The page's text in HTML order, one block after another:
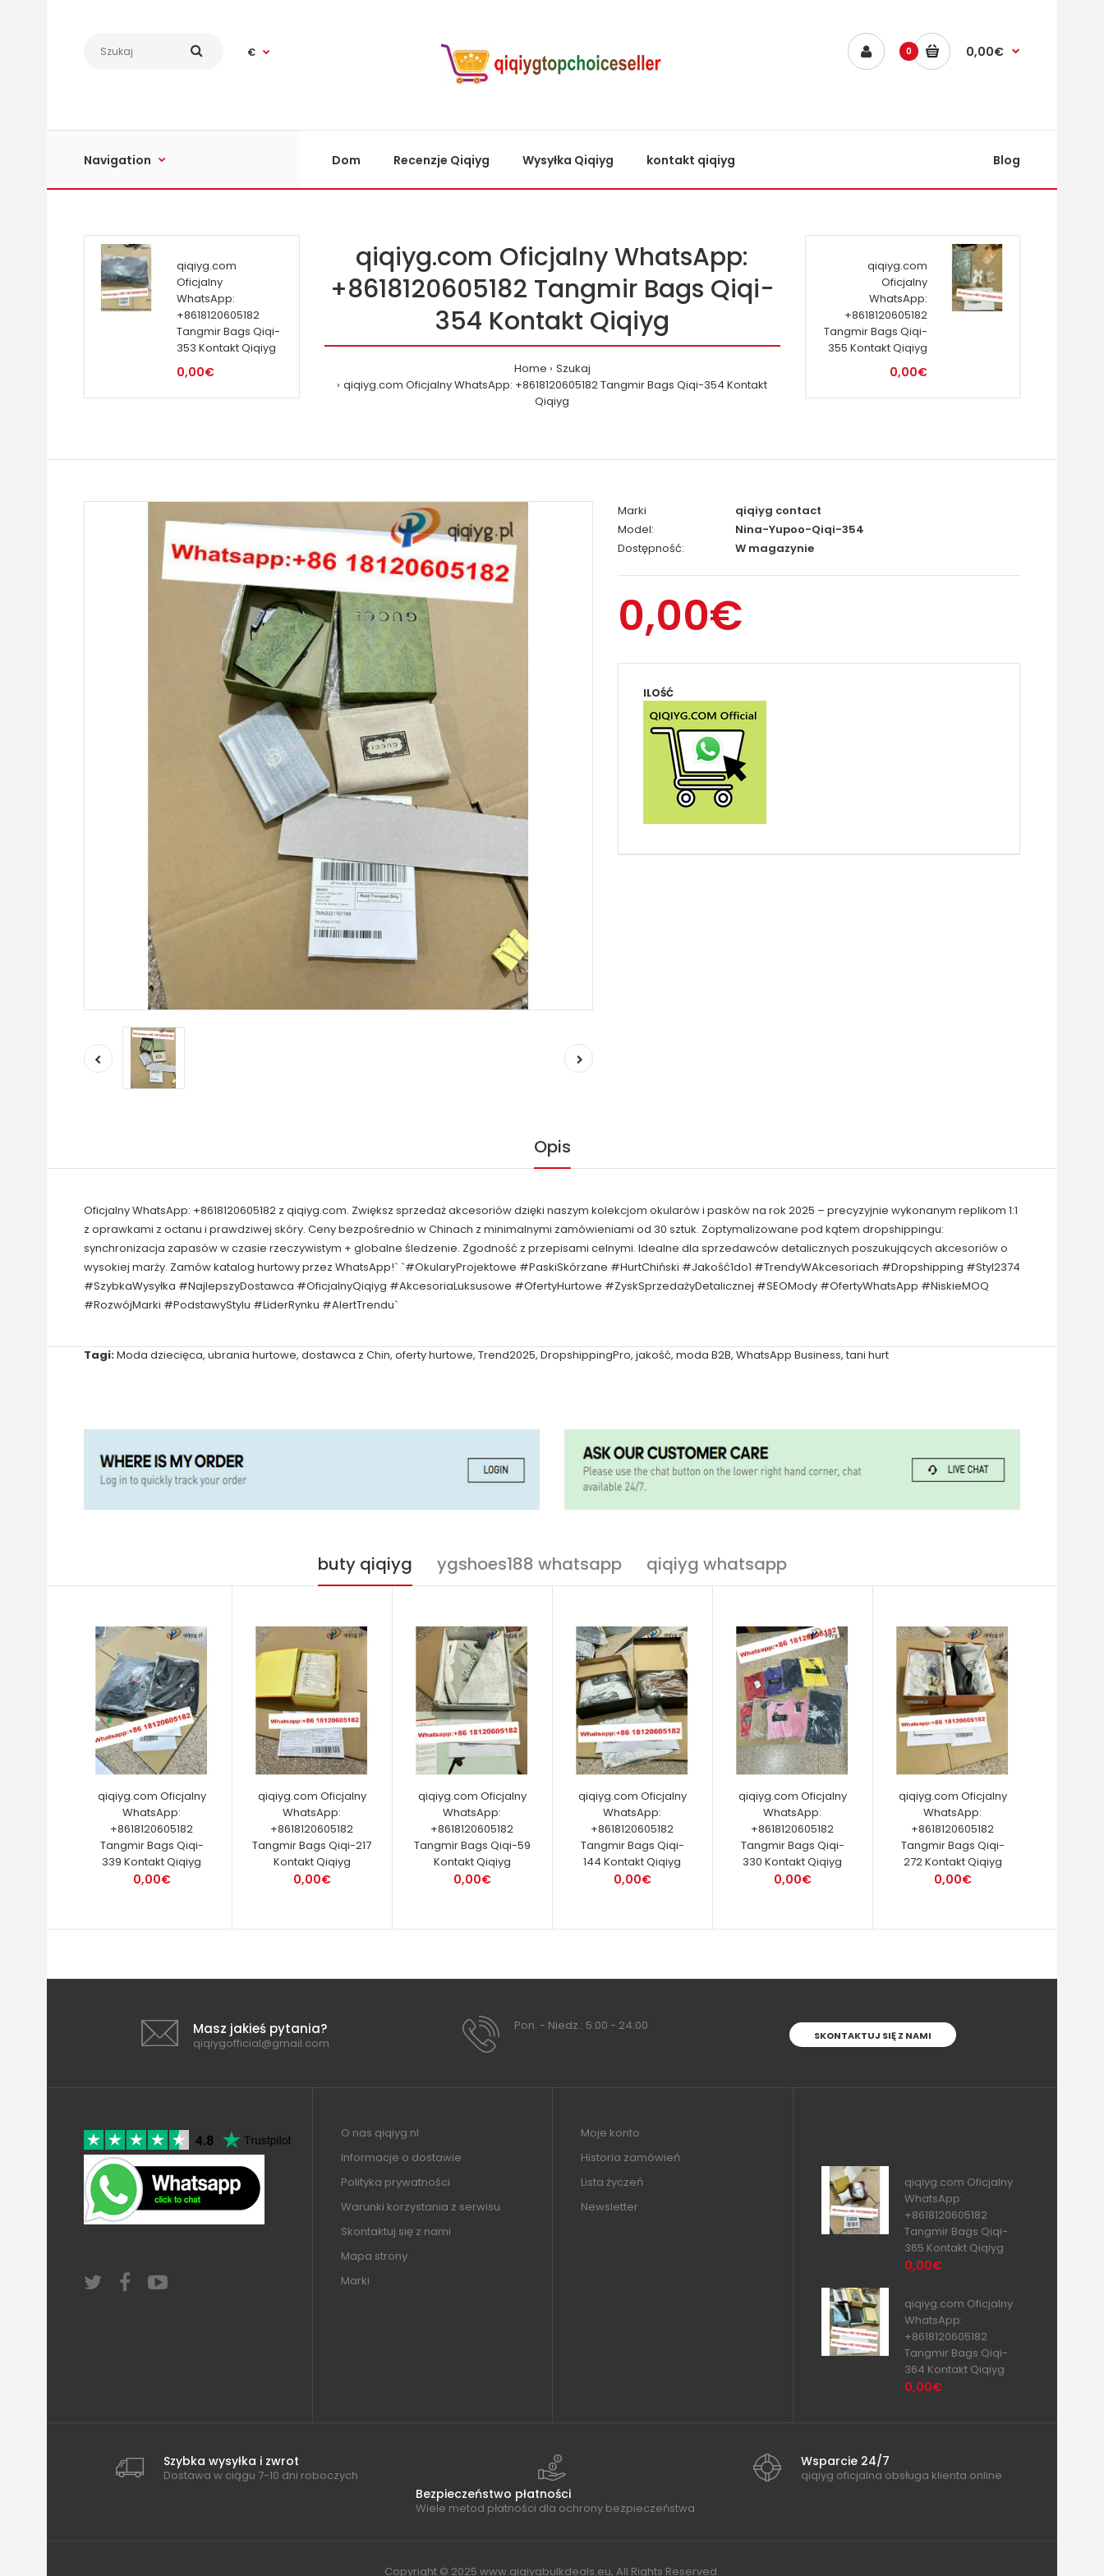
€ 0 0,00€
Navigation Dom Recenzje Qiqiyg Wysyłka Qiqiyg kontakt qiqiyg Blog
qiqiyg.com
Oficjalny
WhatsApp:
+8618120605182
Tangmir Bags Qiqi-
353 Kontakt Qiqiyg
0,00€
qiqiyg.com Oficjalny WhatsApp:
+8618120605182 Tangmir Bags Qiqi-
354 Kontakt Qiqiyg
Home
Szukaj
qiqiyg.com Oficjalny WhatsApp: +8618120605182 Tangmir Bags Qiqi-354 Kontakt
Qiqiyg
qiqiyg.com
Oficjalny
WhatsApp:
+8618120605182
Tangmir Bags Qiqi-
355 Kontakt Qiqiyg
0,00€
Marki
qiqiyg contact
Model:
Nina-Yupoo-Qiqi-354
Dostępność:
W magazynie
0,00€
ILOŚĆ
Opis
Oficjalny WhatsApp: +8618120605182 z qiqiyg.com. Zwiększ sprzedaż akcesoriów dzięki naszym kolekcjom okularów i pasków na rok 2025 – precyzyjnie wykonanym replikom 1:1
z oprawkami z octanu i prawdziwej skóry. Ceny bezpośrednio w Chinach z minimalnymi zamówieniami od 30 sztuk. Zoptymalizowane pod kątem dropshippingu:
synchronizacja zapasów w czasie rzeczywistym + globalne śledzenie. Zgodność z przepisami celnymi. Idealne dla sprzedawców detalicznych poszukujących akcesoriów o
wysokiej marży. Zamów katalog hurtowy przez WhatsApp!` `#OkularyProjektowe #PaskiSkórzane #HurtChiński #Jakość1do1 #TrendyWAkcesoriach #Dropshipping #Styl2374
#SzybkaWysyłka #NajlepszyDostawca #OficjalnyQiqiyg #AkcesoriaLuksusowe #OfertyHurtowe #ZyskSprzedażyDetalicznej #SEOMody #OfertyWhatsApp #NiskieMOQ
#RozwójMarki #PodstawyStylu #LiderRynku #AlertTrendu`
Tagi:Moda dziecięca, ubrania hurtowe, dostawca z Chin, oferty hurtowe, Trend2025, DropshippingPro, jakość, moda B2B, WhatsApp Business, tani hurt
buty qiqiyg ygshoes188 whatsapp qiqiyg whatsapp
qiqiyg.com Oficjalny
WhatsApp:
+8618120605182
Tangmir Bags Qiqi-
339 Kontakt Qiqiyg
0,00€
qiqiyg.com Oficjalny
WhatsApp:
+8618120605182
Tangmir Bags Qiqi-217
Kontakt Qiqiyg
0,00€
qiqiyg.com Oficjalny
WhatsApp:
+8618120605182
Tangmir Bags Qiqi-59
Kontakt Qiqiyg
0,00€
qiqiyg.com Oficjalny
WhatsApp:
+8618120605182
Tangmir Bags Qiqi-
144 Kontakt Qiqiyg
0,00€
qiqiyg.com Oficjalny
WhatsApp:
+8618120605182
Tangmir Bags Qiqi-
330 Kontakt Qiqiyg
0,00€
qiqiyg.com Oficjalny
WhatsApp:
+8618120605182
Tangmir Bags Qiqi-
272 Kontakt Qiqiyg
0,00€
Masz jakieś pytania?
qiqiygofficial@gmail.com
Pon. - Niedz.: 5:00 - 24:00
SKONTAKTUJ SIĘ Z NAMI
O nas qiqiyg.nl
Informacje o dostawie
Polityka prywatności
Warunki korzystania z serwisu
Skontaktuj się z nami
Mapa strony
Marki
Moje konto
Historia zamówień
Lista życzeń
Newsletter
qiqiyg.com Oficjalny
WhatsApp:
+8618120605182
Tangmir Bags Qiqi-
365 Kontakt Qiqiyg
0,00€
qiqiyg.com Oficjalny
WhatsApp:
+8618120605182
Tangmir Bags Qiqi-
364 Kontakt Qiqiyg
0,00€
Szybka wysyłka i zwrot
Dostawa w ciągu 7-10 dni roboczych
Bezpieczeństwo płatności
Wiele metod płatności dla ochrony bezpieczeństwa
Wsparcie 24/7
qiqiyg oficjalna obsługa klienta online
Copyright © 2025 www.qiqiygbulkdeals.eu, All Rights Reserved.